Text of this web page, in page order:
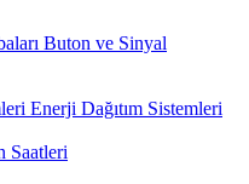
Buton ve Sinyal
Enerji Dağıtım Sistemleri
Saatleri